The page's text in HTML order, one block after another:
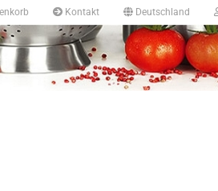
Kontakt Deutschland